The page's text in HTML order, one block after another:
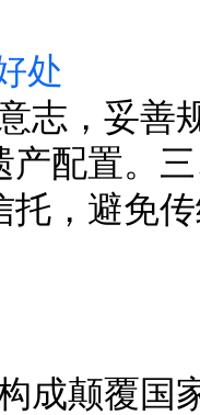
处
，妥善
产配置。
托，避免
颠覆国